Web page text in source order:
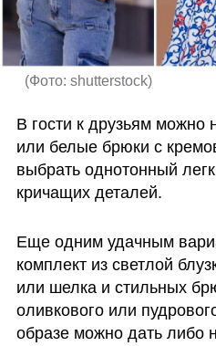
(Фото: shutterstock)
В гости к друзьям можно
или белые брюки с
выбрать однотонный
кричащих деталей.
Еще одним удачным
комплект из светлой
или шелка и стильных
оливкового или
образе можно дать либо